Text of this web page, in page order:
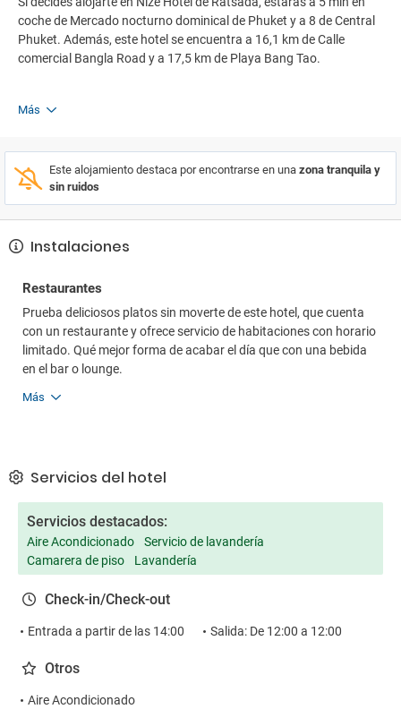
coche de Mercado nocturno dominical de Phuket y a 8 de Central
Phuket. Además, este hotel se encuentra a 16,1 km de Calle
comercial Bangla Road y a 17,5 km de Playa Bang Tao.
Más
Este alojamiento destaca por encontrarse en una zona tranquila y
sin ruidos
Instalaciones
Restaurantes
Prueba deliciosos platos sin moverte de este hotel, que cuenta
con un restaurante y ofrece servicio de habitaciones con horario
limitado. Qué mejor forma de acabar el día que con una bebida
en el bar o lounge.
Más
Servicios del hotel
Servicios destacados:
Aire Acondicionado
Servicio de lavandería
Camarera de piso
Lavandería
Check-in/Check-out
Entrada a partir de las 14:00 Salida: De 12:00 a 12:00
Otros
Aire Acondicionado